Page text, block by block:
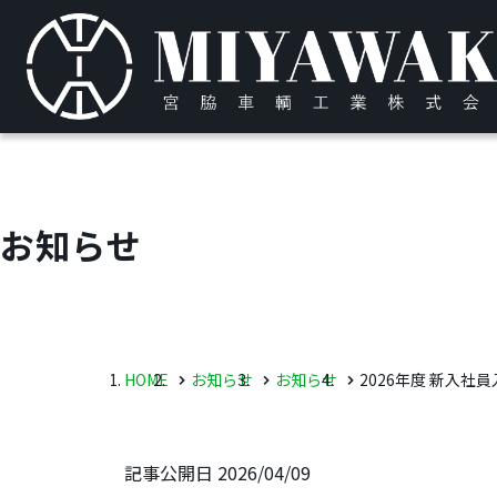
お知らせ
HOME お知らせ お知らせ 2026年度 新入社
記事公開日 2026/04/09